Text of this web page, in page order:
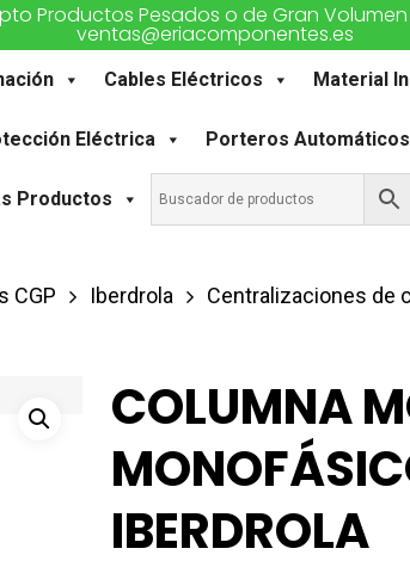
Productos Pesados o de Gran Volumen
ventas@eriacomponentes.es
Cables Eléctricos Material
Eléctrica Porteros Automáticos
Productos
CGP Iberdrola Centralizaciones de
COLUMNA
IBERDROLA